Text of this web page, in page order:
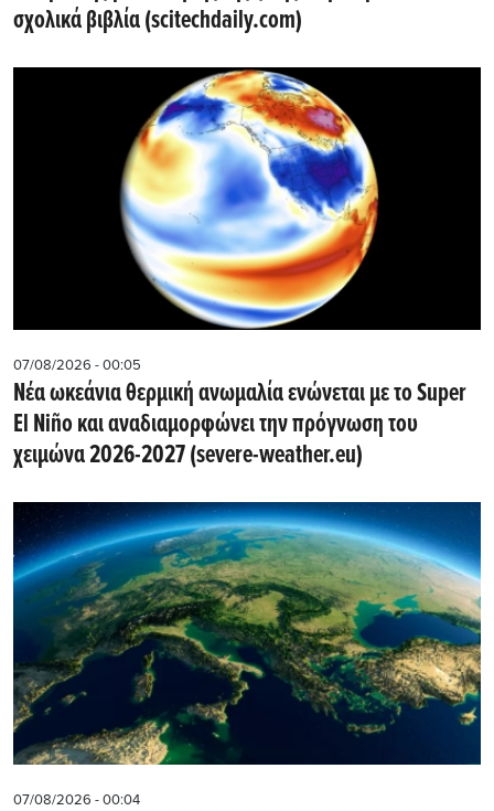
σχολικά βιβλία (scitechdaily.com)
07/08/2026 - 00:05
Νέα ωκεάνια θερμική ανωμαλία ενώνεται με το Super
El Niño και αναδιαμορφώνει την πρόγνωση του
χειμώνα 2026-2027 (severe-weather.eu)
07/08/2026 - 00:04